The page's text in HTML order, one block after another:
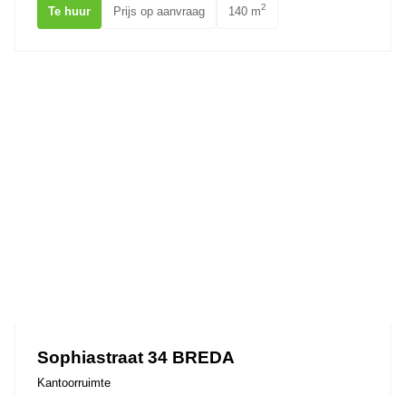
Te huur Prijs op aanvraag 140 m2
Sophiastraat 34 BREDA
Kantoorruimte